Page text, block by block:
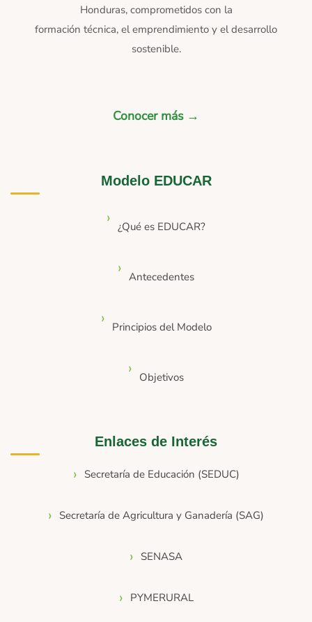
Honduras, comprometidos con la
formación técnica, el emprendimiento y el desarrollo
sostenible.
Conocer más →
Modelo EDUCAR
¿Qué es EDUCAR?
Antecedentes
Principios del Modelo
Objetivos
Enlaces de Interés
Secretaría de Educación (SEDUC)
Secretaría de Agricultura y Ganadería (SAG)
SENASA
PYMERURAL